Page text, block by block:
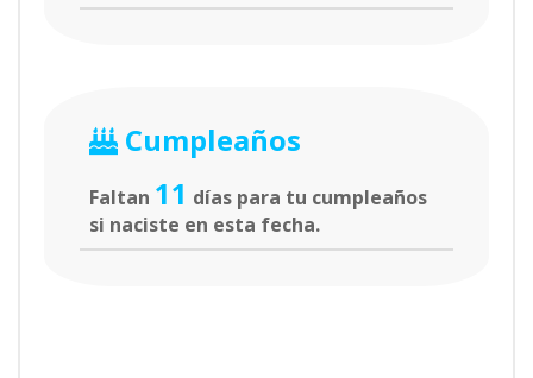
Cumpleaños
Faltan 11 días para tu cumpleaños
si naciste en esta fecha.